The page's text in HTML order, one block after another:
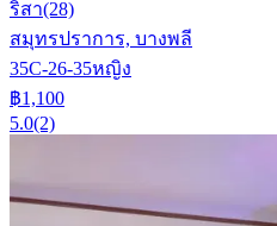
ริสา(28)
สมุทรปราการ, บางพลี
35C-26-35หญิง
฿1,100
5.0(2)